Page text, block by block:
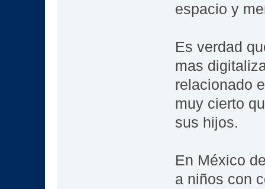
espacio y
Es verdad
mas
relacionado
muy cierto
sus hijos.
En México
a niños con